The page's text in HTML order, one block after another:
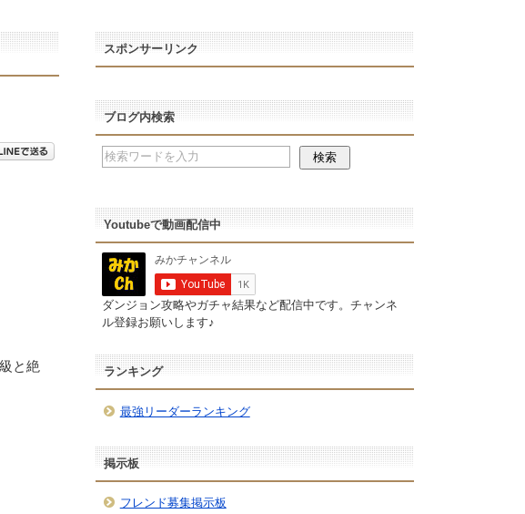
と絶
スポンサーリンク
ブログ内検索
Youtubeで動画配信中
ダンジョン攻略やガチャ結果など配信中です。チャンネ
ル登録お願いします♪
ランキング
最強リーダーランキング
掲示板
フレンド募集掲示板